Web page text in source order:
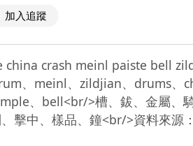
加入追蹤
crash meinl paiste bell
、meinl、zildjian、drums、
、bell<br/>槽、鈸、金屬、騎
擊中、樣品、鐘<br/>資料來源